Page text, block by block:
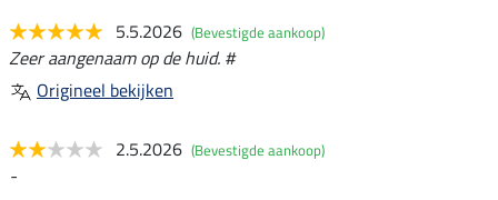
5.5.2026 (Bevestigde aankoop)
Zeer aangenaam op de huid. #
Origineel bekijken
2.5.2026 (Bevestigde aankoop)
-